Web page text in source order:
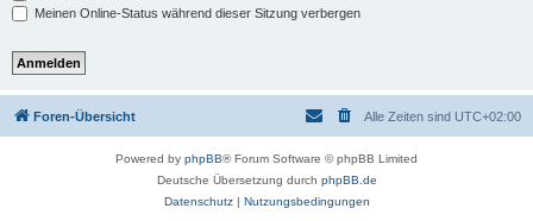
Meinen Online-Status während dieser Sitzung verbergen
Foren-Übersicht Alle Zeiten sind UTC+02:00
Powered by phpBB® Forum Software © phpBB Limited
Deutsche Übersetzung durch phpBB.de
Datenschutz| Nutzungsbedingungen